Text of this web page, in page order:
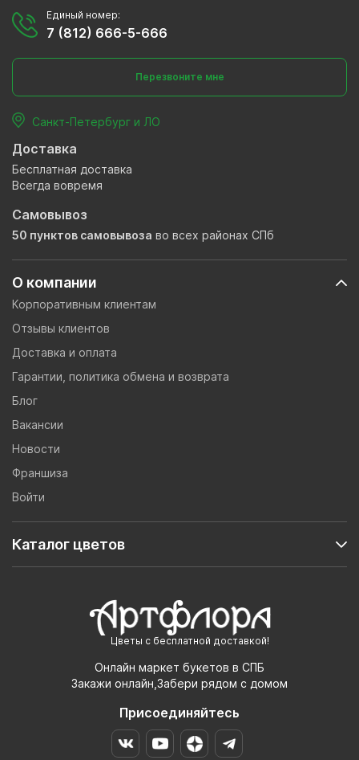
Цветы с бесплатной доставкой!
Онлайн маркет букетов в СПБ
Закажи онлайн,Забери рядом с домом
Присоединяйтесь
О компании
Корпоративным клиентам
Отзывы клиентов
Доставка и оплата
Гарантии, политика обмена и возврата
Блог
Вакансии
Новости
Франшиза
Войти
Каталог цветов
Единый номер:
7 (812) 666-5-666
Перезвоните мне
Санкт-Петербург и ЛО
Доставка
Бесплатная доставка
Всегда вовремя
Самовывоз
50 пунктов самовывоза во всех районах СПб